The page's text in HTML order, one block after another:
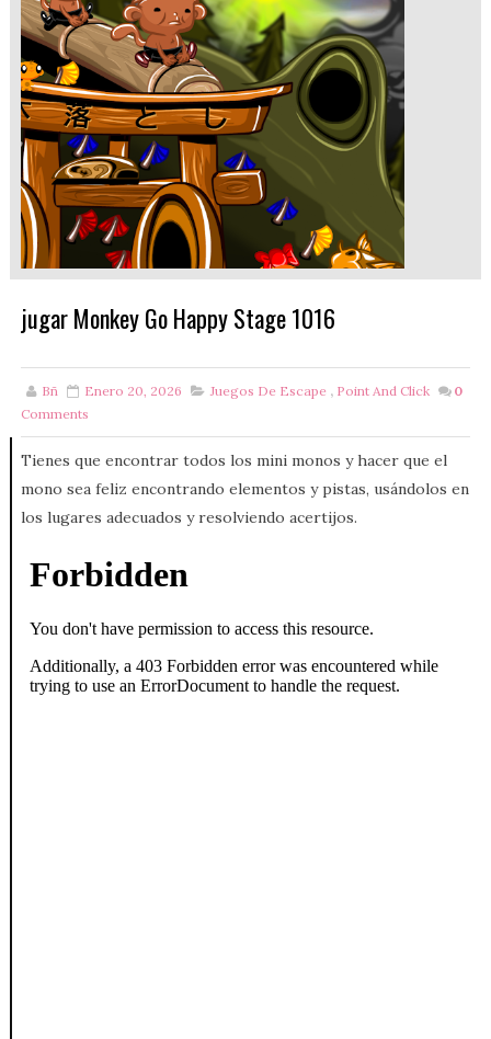
jugar Monkey Go Happy Stage 1016
Bñ Enero 20, 2026 Juegos De Escape , Point And Click
0
Comments
Tienes que encontrar todos los mini monos y hacer que el
mono sea feliz encontrando elementos y pistas, usándolos en
los lugares adecuados y resolviendo acertijos.